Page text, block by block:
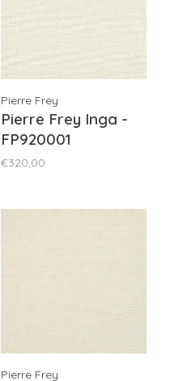
Pierre Frey
Pierre Frey Inga -
FP920001
€320,00
Pierre Frey